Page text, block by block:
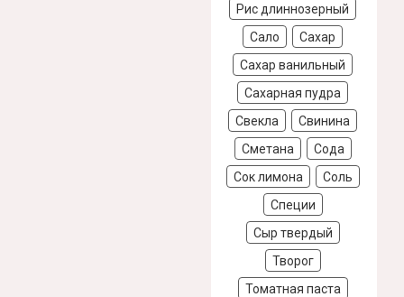
Рис длиннозерный
Сало
Сахар
Сахар ванильный
Сахарная пудра
Свекла
Свинина
Сметана
Сода
Сок лимона
Соль
Специи
Сыр твердый
Творог
Томатная паста